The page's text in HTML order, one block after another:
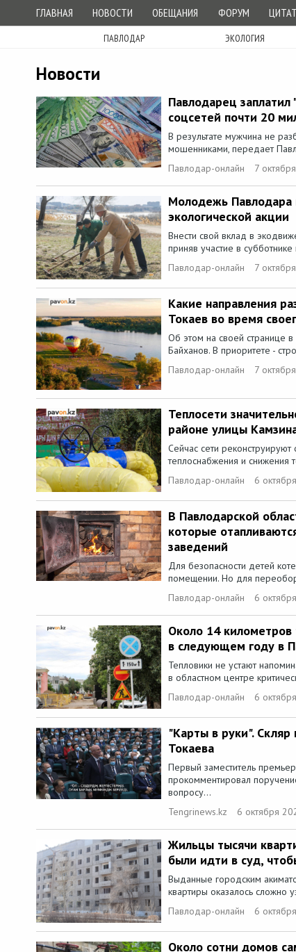
ГЛАВНАЯ НОВОСТИ ОБЕЩАНИЯ ФОРУМ
ПАВЛОДАР ЭКОЛОГИЯ
Новости
Павлодарец
соцсетей почти 20
В результате мужчина не
мошенниками, передает
Павлодар-онлайн
7
Молодежь Павлодара
экологической акции
Внести свой вклад в
приняв участие в
Павлодар-онлайн
7
Какие направления
Токаев во время
Об этом на своей странице в
Байханов. В приоритете -
Павлодар-онлайн
7
Теплосети
районе улицы
Сейчас сети
теплоснабжения и снижения
Павлодар-онлайн
6
В Павлодарской
которые
заведений
Для безопасности детей
помещении. Но для
Павлодар-онлайн
6
Около 14
в следующем году в
Тепловики не устают
в областном центре
Павлодар-онлайн
6
"Карты в руки".
Токаева
Первый заместитель
прокомментировал
вопросу...
Tengrinews.kz
6 октября
Жильцы тысячи
были идти в суд,
Выданные городским
квартиры оказалось сложно
Павлодар-онлайн
6
Около сотни домов